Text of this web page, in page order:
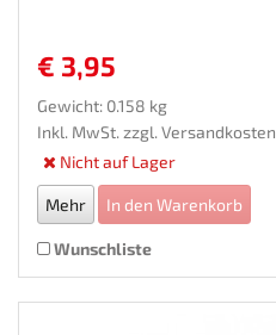
€ 3,95
Gewicht: 0.158 kg
Inkl. MwSt. zzgl. Versandkosten
Nicht auf Lager
Mehr In den Warenkorb
Wunschliste